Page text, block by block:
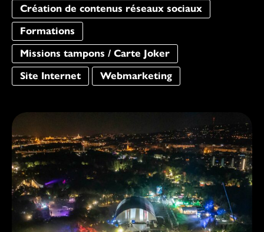
Création de contenus réseaux sociaux
Formations
Missions tampons / Carte Joker
Site Internet
Webmarketing